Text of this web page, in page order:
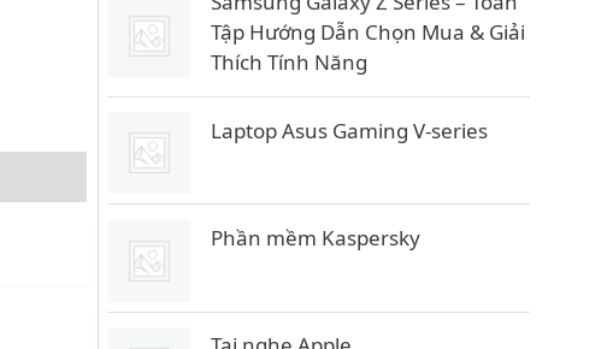
Tập Hướng Dẫn Chọn Mua & Giải
Thích Tính Năng
Laptop Asus Gaming V-series
Phần mềm Kaspersky